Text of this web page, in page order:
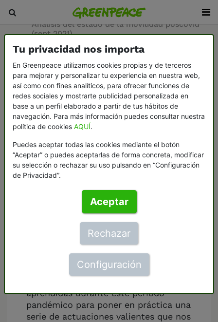
Sala de prensa / Documentos
Análisis del estado de la movilidad poscovid
(sept 2021)
21-09-2021
Análisis del estado
de la movilidad
poscovid (sept
2021)
El final de las restricciones por la
Covid-19 y la recuperación de la
movilidad está teniendo al automóvil
como protagonista. En este
documento se analizan las causas de
este crecimiento que amenaza con
disparar de nuevo la congestión en
unas ciudades que no admiten ya más
tráfico. Resulta más importante que
aprendidas durante este periodo
pandémico para poner en práctica una
serie de actuaciones valientes que nos
Tu privacidad nos importa
En Greenpeace utilizamos cookies propias y de terceros
para mejorar y personalizar tu experiencia en nuestra web,
así como con fines analíticos, para ofrecer funciones de
redes sociales y mostrarte publicidad personalizada en
base a un perfil elaborado a partir de tus hábitos de
navegación. Para más información puedes consultar nuestra
política de cookies AQUÍ.
Puedes aceptar todas las cookies mediante el botón
“Aceptar” o puedes aceptarlas de forma concreta, modificar
su selección o rechazar su uso pulsando en “Configuración
de Privacidad”.
Aceptar
Rechazar
Configuración